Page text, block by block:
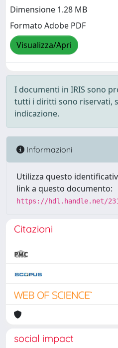
Dimensione 1.28 MB
Formato Adobe PDF
Visualizza/Apri
I documenti in IRIS sono
tutti i diritti sono riservati,
indicazione.
Informazioni
Utilizza questo
link a questo documento:
https://hdl.handle.net/
Citazioni
social impact